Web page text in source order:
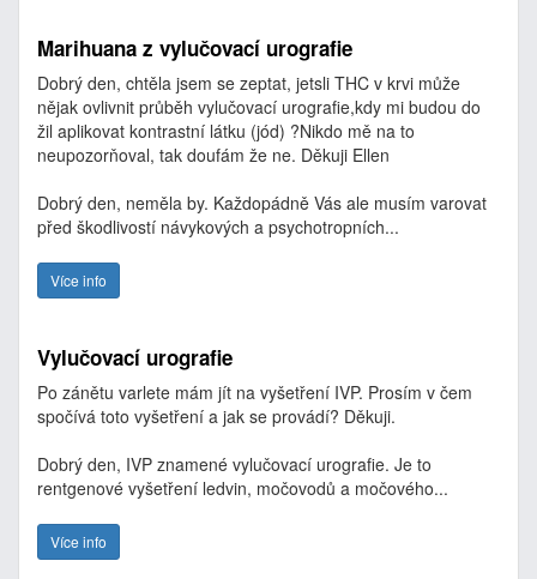
Marihuana z vylučovací urografie
Dobrý den, chtěla jsem se zeptat, jetsli THC v krvi může
nějak ovlivnit průběh vylučovací urografie,kdy mi budou do
žil aplikovat kontrastní látku (jód) ?Nikdo mě na to
neupozorňoval, tak doufám že ne. Děkuji Ellen
Dobrý den, neměla by. Každopádně Vás ale musím varovat
před škodlivostí návykových a psychotropních...
Více info
Vylučovací urografie
Po zánětu varlete mám jít na vyšetření IVP. Prosím v čem
spočívá toto vyšetření a jak se provádí? Děkuji.
Dobrý den, IVP znamené vylučovací urografie. Je to
rentgenové vyšetření ledvin, močovodů a močového...
Více info